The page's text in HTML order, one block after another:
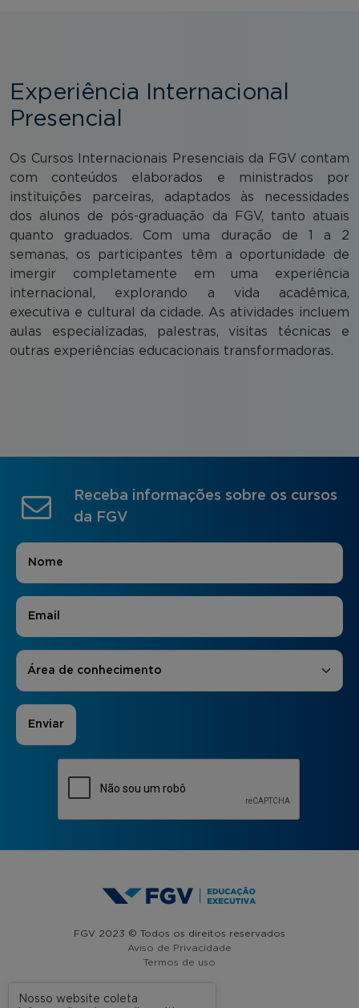
Experiência Internacional
Presencial
Os Cursos Internacionais Presenciais da FGV contam
com conteúdos elaborados e ministrados por
instituições parceiras, adaptados às necessidades
dos alunos de pós-graduação da FGV, tanto atuais
quanto graduados. Com uma duração de 1 a 2
semanas, os participantes têm a oportunidade de
imergir completamente em uma experiência
internacional, explorando a vida acadêmica,
executiva e cultural da cidade. As atividades incluem
aulas especializadas, palestras, visitas técnicas e
outras experiências educacionais transformadoras.
Receba informações sobre os cursos
da FGV
Nome
E-mail
Áreas de Interesse
Área de conhecimento
FGV 2023 © Todos os direitos reservados
Aviso de Privacidade
Termos de uso
Nosso website coleta